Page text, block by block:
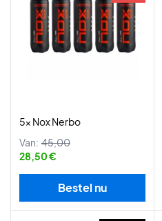
5x Nox Nerbo
Van: 45,00
28,50 €
Bestel nu